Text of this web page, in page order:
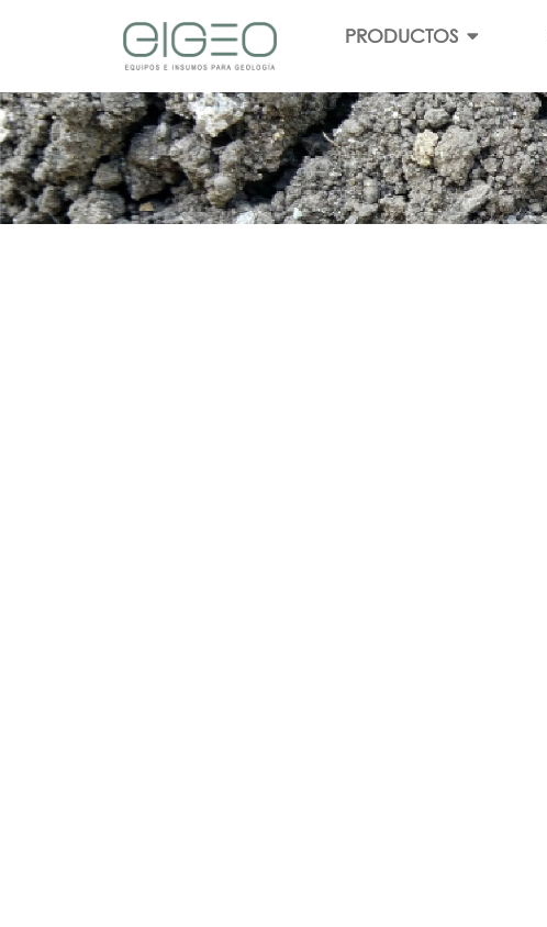
PRODUCTOS